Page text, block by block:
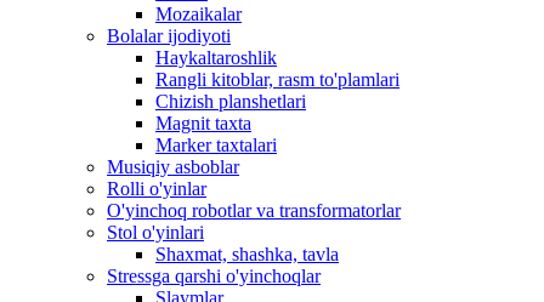
Mozaikalar
Bolalar ijodiyoti
Haykaltaroshlik
Rangli kitoblar, rasm to'plamlari
Chizish planshetlari
Magnit taxta
Marker taxtalari
Musiqiy asboblar
Rolli o'yinlar
O'yinchoq robotlar va transformatorlar
Stol o'yinlari
Shaxmat, shashka, tavla
Stressga qarshi o'yinchoqlar
Slaymlar